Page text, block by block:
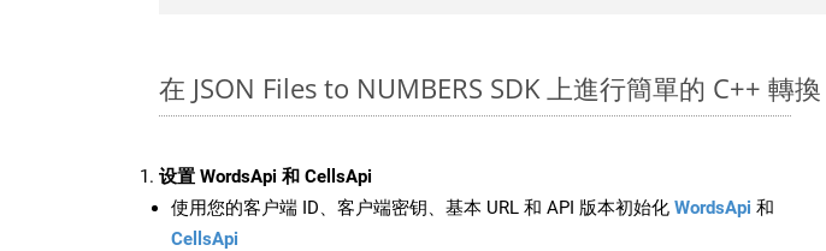
在 JSON Files to NUMBERS SDK 上進行簡單的 C++ 轉換
设置 WordsApi 和 CellsApi
使用您的客户端 ID、客户端密钥、基本 URL 和 API 版本初始化 WordsApi 和
CellsApi